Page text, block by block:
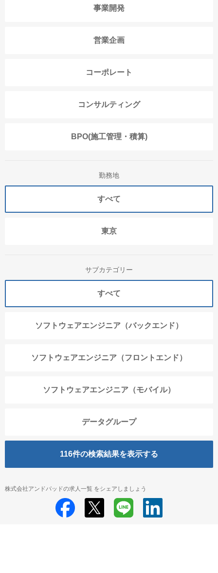
事業開発
営業企画
コーポレート
コンサルティング
BPO(施工管理・積算)
勤務地
すべて
東京
サブカテゴリー
すべて
ソフトウェアエンジニア（バックエンド）
ソフトウェアエンジニア（フロントエンド）
ソフトウェアエンジニア（モバイル）
データグループ
116件の検索結果を表示する
株式会社アンドパッドの求人一覧 をシェアしましょう